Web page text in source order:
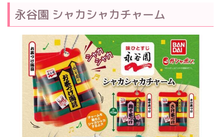
永谷園 シャカシャカチャーム